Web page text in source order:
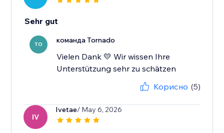
Sehr gut
TO команда Tornado
Vielen Dank 💛 Wir wissen Ihre
Unterstützung sehr zu schätzen
Корисно (5)
IV
Ivetae/ May 6, 2026